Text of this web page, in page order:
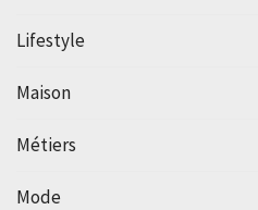
Lifestyle
Maison
Métiers
Mode